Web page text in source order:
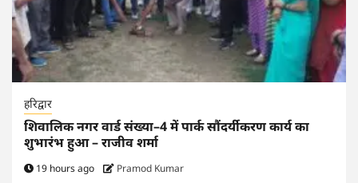
हरिद्वार
शिवालिक नगर वार्ड संख्या–4 में पार्क सौंदर्यीकरण कार्य का
शुभारंभ हुआ – राजीव शर्मा
19 hours ago Pramod Kumar